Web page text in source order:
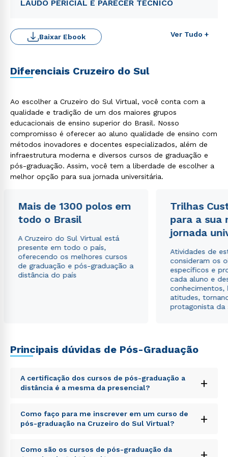
LAUDO PERICIAL E PARECER TÉCNICO
Ver Tudo +
Baixar Ebook
Diferenciais Cruzeiro do Sul
Ao escolher a Cruzeiro do Sul Virtual, você conta com a
qualidade e tradição de um dos maiores grupos
educacionais de ensino superior do Brasil. Nosso
compromisso é oferecer ao aluno qualidade de ensino com
métodos inovadores e docentes especializados, além de
infraestrutura moderna e diversos cursos de graduação e
pós-graduação. Assim, você tem a liberdade de escolher a
melhor opção para sua jornada universitária.
Mais de 1300 polos em
todo o Brasil
A Cruzeiro do Sul Virtual está
presente em todo o país,
oferecendo os melhores cursos
de graduação e pós-graduação a
distância do país
Trilhas
para a sua
jornada
Atividades de
consideram os
específicos e
cada aluno e
conhecimentos,
atitudes,
protagonista da
Principais dúvidas de Pós-Graduação
A certificação dos cursos de pós-graduação a
distância é a mesma da presencial?
+
Sed ut perspiciatis unde omnis iste natus error sit
voluptatem accusantium doloremque laudantium,
totam rem aperiam, eaque ipsa quae ab illo inventore
explicabo. Nemo enim ipsam voluptatem quia
Como faço para me inscrever em um curso de
pós-graduação na Cruzeiro do Sul Virtual?
+
Sed ut perspiciatis unde omnis iste natus error sit
Como são os cursos de pós-graduação da
ou
envio de conteúdos da Cruzeiro do Sul.